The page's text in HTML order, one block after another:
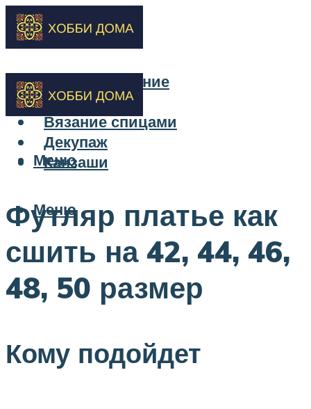
Бисероплетение
Вышивка
Вязание спицами
Декупаж
Канзаши
Меню
Меню
Футляр платье как
сшить на 42, 44, 46,
48, 50 размер
Кому подойдет